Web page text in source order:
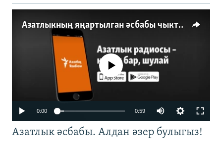
Азатлыкның яңартылган әсбабы чыкты
No media source currently available
0:00 0:59
Азатлык әсбабы. Алдан әзер булыгыз!